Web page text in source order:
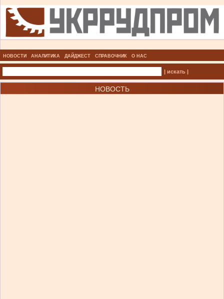
НОВОСТИ АНАЛИТИКА ДАЙДЖЕСТ СПРАВОЧНИК О НАС
| искать |
НОВОСТЬ